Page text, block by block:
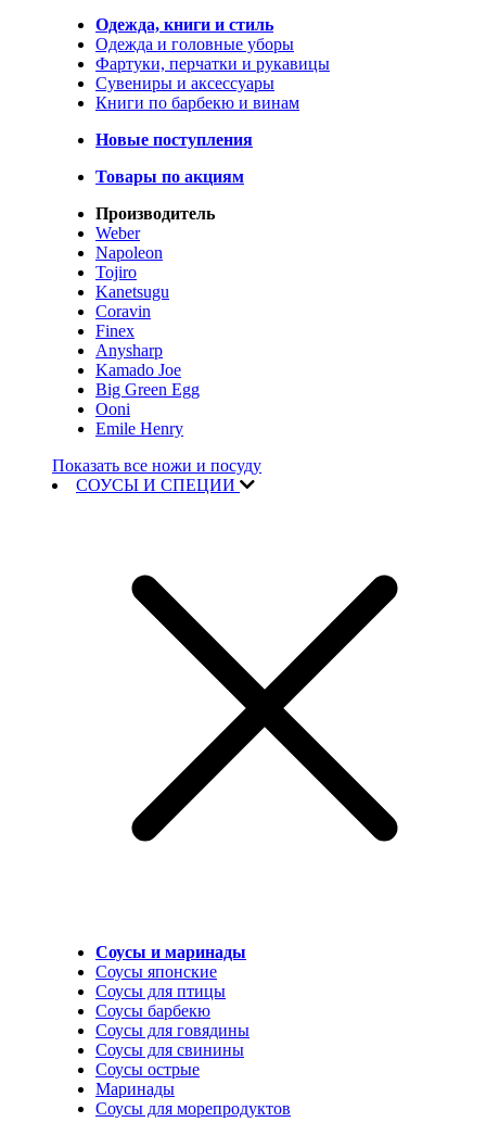
Одежда, книги и стиль
Одежда и головные уборы
Фартуки, перчатки и рукавицы
Сувениры и аксессуары
Книги по барбекю и винам
Новые поступления
Товары по акциям
Производитель
Weber
Napoleon
Tojiro
Kanetsugu
Coravin
Finex
Anysharp
Kamado Joe
Big Green Egg
Ooni
Emile Henry
Показать все ножи и посуду
СОУСЫ И СПЕЦИИ
Соусы и маринады
Соусы японские
Соусы для птицы
Соусы барбекю
Соусы для говядины
Соусы для свинины
Соусы острые
Маринады
Соусы для морепродуктов